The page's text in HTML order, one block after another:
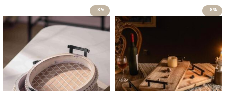
-8%
-8%